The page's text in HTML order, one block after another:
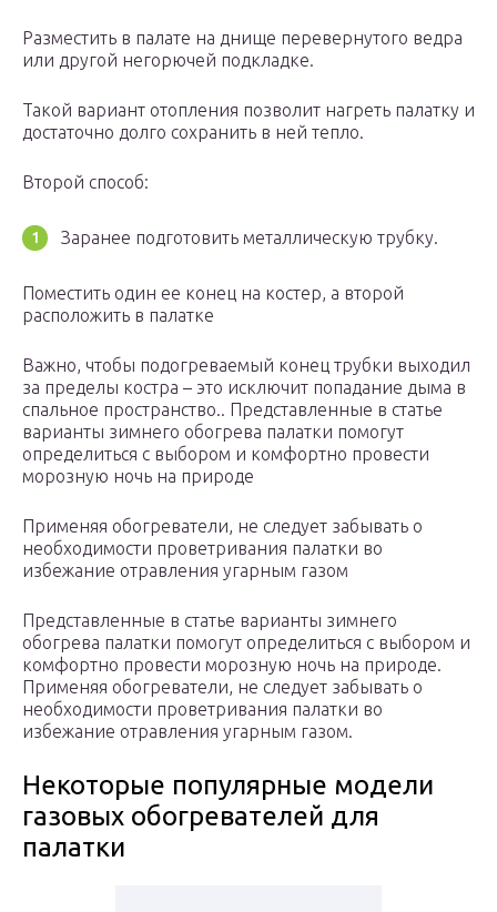
Разместить в палате на днище перевернутого ведра
или другой негорючей подкладке.
Такой вариант отопления позволит нагреть палатку и
достаточно долго сохранить в ней тепло.
Второй способ:
Заранее подготовить металлическую трубку.
Поместить один ее конец на костер, а второй
расположить в палатке
Важно, чтобы подогреваемый конец трубки выходил
за пределы костра – это исключит попадание дыма в
спальное пространство.. Представленные в статье
варианты зимнего обогрева палатки помогут
определиться с выбором и комфортно провести
морозную ночь на природе
Применяя обогреватели, не следует забывать о
необходимости проветривания палатки во
избежание отравления угарным газом
Представленные в статье варианты зимнего
обогрева палатки помогут определиться с выбором и
комфортно провести морозную ночь на природе.
Применяя обогреватели, не следует забывать о
необходимости проветривания палатки во
избежание отравления угарным газом.
Некоторые популярные модели
газовых обогревателей для
палатки